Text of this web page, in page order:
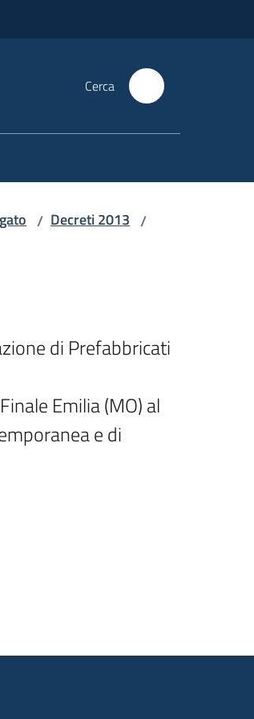
Cerca
/ Decreti 2013 /
di Prefabbricati
Emilia (MO) al
e di